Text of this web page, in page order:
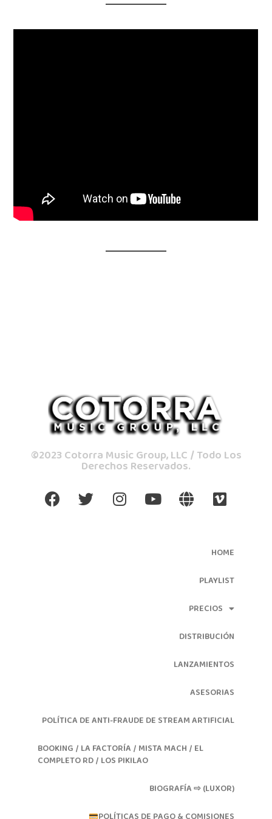
©2023 Cotorra Music Group, LLC / Todo Los
Derechos Reservados.
HOME
PLAYLIST
PRECIOS
DISTRIBUCIÓN
LANZAMIENTOS
ASESORIAS
POLÍTICA DE ANTI-FRAUDE DE STREAM ARTIFICIAL
BOOKING / LA FACTORÍA / MISTA MACH / EL
COMPLETO RD / LOS PIKILAO
BIOGRAFÍA ⇨ (LUXOR)